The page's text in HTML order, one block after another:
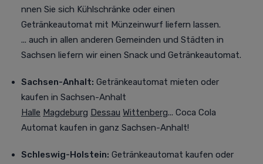
nnen Sie sich Kühlschränke oder einen
Getränkeautomat mit Münzeinwurf liefern lassen.
... auch in allen anderen Gemeinden und Städten in
Sachsen liefern wir einen Snack und Getränkeautomat.
Sachsen-Anhalt: Getränkeautomat mieten oder
kaufen in Sachsen-Anhalt
Halle Magdeburg Dessau Wittenberg... Coca Cola
Automat kaufen in ganz Sachsen-Anhalt!
Schleswig-Holstein: Getränkeautomat kaufen oder